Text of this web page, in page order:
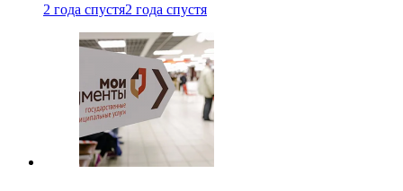
2 года спустя2 года спустя